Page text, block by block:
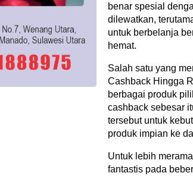
benar spesial
dilewatkan,
untuk berbelanja
hemat.
Salah satu yang
Cashback Hingga
berbagai produk
cashback sebesar
tersebut untuk
produk impian ke
Untuk lebih
fantastis pada